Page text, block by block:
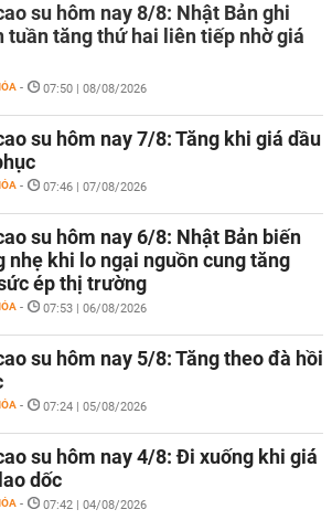
su hôm nay 8/8: Nhật Bản ghi
tuần tăng thứ hai liên tiếp nhờ giá
- 07:50 | 08/08/2026
su hôm nay 7/8: Tăng khi giá dầu
- 07:46 | 07/08/2026
su hôm nay 6/8: Nhật Bản biến
nhẹ khi lo ngại nguồn cung tăng
ép thị trường
- 07:53 | 06/08/2026
su hôm nay 5/8: Tăng theo đà hồi
- 07:24 | 05/08/2026
su hôm nay 4/8: Đi xuống khi giá
dốc
- 07:42 | 04/08/2026